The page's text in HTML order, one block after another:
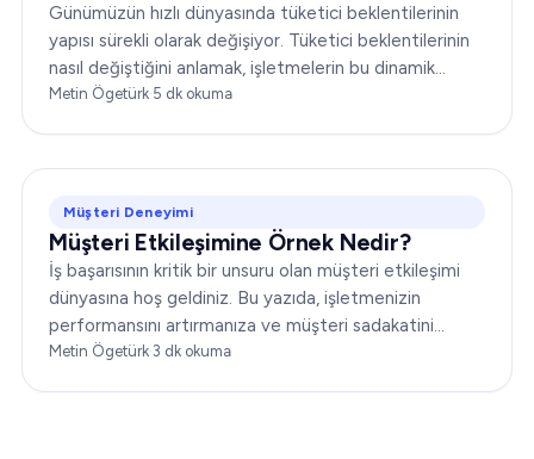
Günümüzün hızlı dünyasında tüketici beklentilerinin
yapısı sürekli olarak değişiyor. Tüketici beklentilerinin
nasıl değiştiğini anlamak, işletmelerin bu dinamik
ortamda başarılı olabilmesi için kritik öneme sahip...
Metin Ögetürk·5 dk okuma
Müşteri Deneyimi
Müşteri Etkileşimine Örnek Nedir?
İş başarısının kritik bir unsuru olan müşteri etkileşimi
dünyasına hoş geldiniz. Bu yazıda, işletmenizin
performansını artırmanıza ve müşteri sadakatini
güçlendirmenize yardımcı olacak çeşitli müşteri
Metin Ögetürk·3 dk okuma